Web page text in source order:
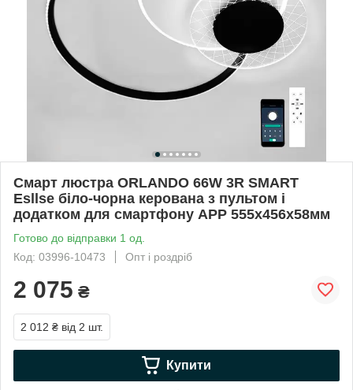
Смарт люстра ORLANDO 66W 3R SMART
Esllse біло-чорна керована з пультом і
додатком для смартфону APP 555x456x58мм
Готово до відправки 1 од.
Код: 03996-10473
Опт і роздріб
2 075 ₴
2 012 ₴ від 2 шт.
Купити